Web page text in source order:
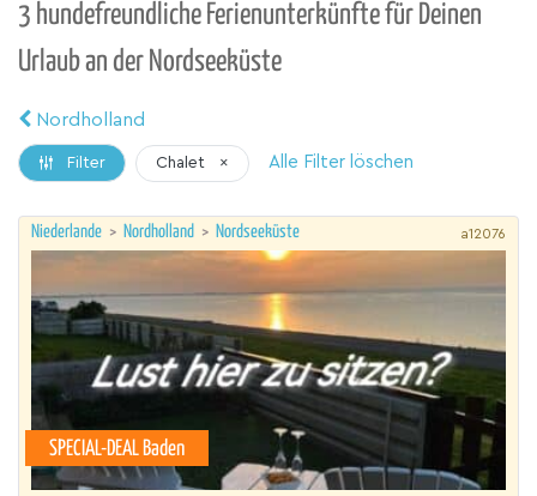
3 hundefreundliche Ferienunterkünfte für Deinen
Urlaub an der Nordseeküste
Nordholland
Filter Chalet × Alle Filter löschen
Niederlande > Nordholland > Nordseeküste a12076
SPECIAL-DEAL Baden